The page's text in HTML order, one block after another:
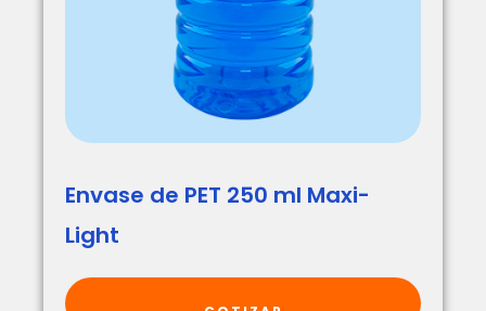
Envase de PET 250 ml Maxi-
Light